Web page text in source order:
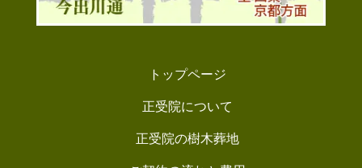
トップページ
正受院について
正受院の樹木葬地